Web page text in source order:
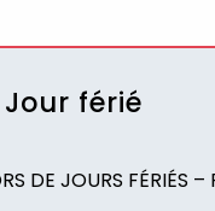
Jour férié
DE JOURS FÉRIÉS –